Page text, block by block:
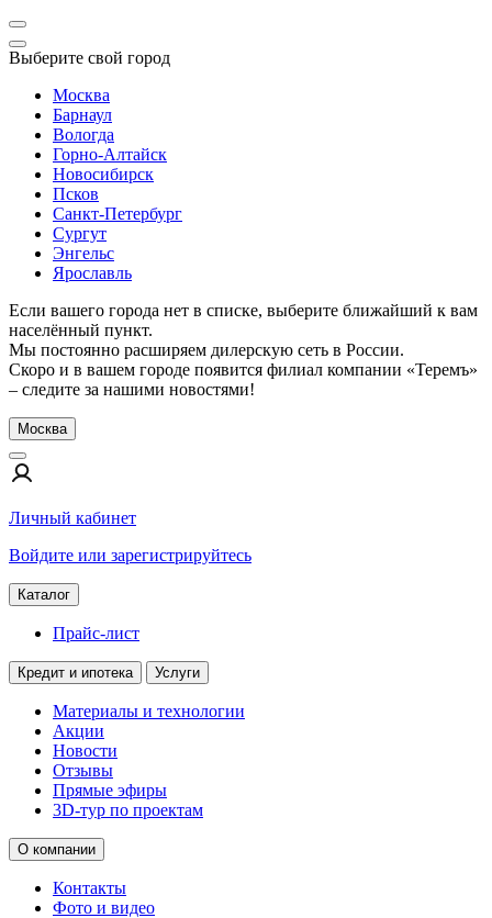
Выберите свой город
Москва
Барнаул
Вологда
Горно-Алтайск
Новосибирск
Псков
Санкт-Петербург
Сургут
Энгельс
Ярославль
Если вашего города нет в списке, выберите ближайший к вам
населённый пункт.
Мы постоянно расширяем дилерскую сеть в России.
Скоро и в вашем городе появится филиал компании «Теремъ»
– следите за нашими новостями!
Москва
Личный кабинет
Войдите или зарегистрируйтесь
Каталог
Прайс-лист
Кредит и ипотека Услуги
Материалы и технологии
Акции
Новости
Отзывы
Прямые эфиры
3D-тур по проектам
О компании
Контакты
Фото и видео